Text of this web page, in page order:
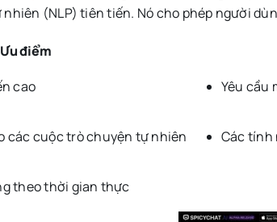
(NLP) tiên tiến. Nó cho phép người
Ưu điểm
cao
Yêu cầu
các cuộc trò chuyện tự nhiên Các tính
theo thời gian thực